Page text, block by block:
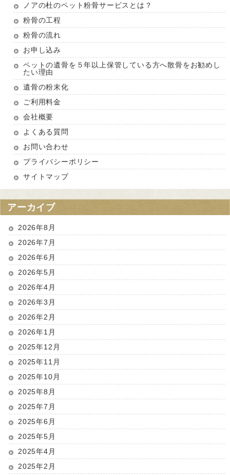
ノアの杜のペット粉骨サービスとは？
粉骨の工程
粉骨の流れ
お申し込み
ペットの遺骨を５年以上保管している方へ散骨をお勧めし
たい理由
遺骨の粉末化
ご利用料金
会社概要
よくある質問
お問い合わせ
プライバシーポリシー
サイトマップ
アーカイブ
2026年8月
2026年7月
2026年6月
2026年5月
2026年4月
2026年3月
2026年2月
2026年1月
2025年12月
2025年11月
2025年10月
2025年8月
2025年7月
2025年6月
2025年5月
2025年4月
2025年2月